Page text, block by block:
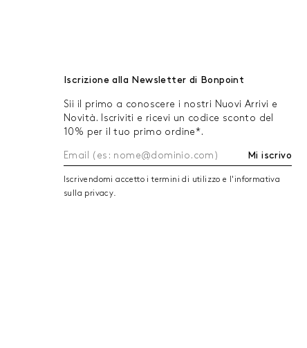
Iscrizione alla Newsletter di Bonpoint
Sii il primo a conoscere i nostri Nuovi Arrivi e
Novità. Iscriviti e ricevi un codice sconto del
10% per il tuo primo ordine*.
Mi iscrivo
Iscrivendomi accetto i termini di utilizzo e l'informativa
sulla privacy.